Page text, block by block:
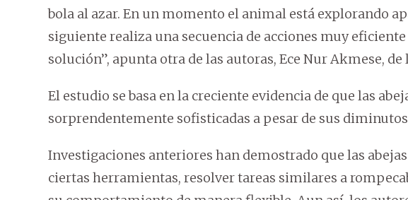
bola al azar. En un momento el animal está explorando
siguiente realiza una secuencia de acciones muy
solución”, apunta otra de las autoras, Ece Nur Akmese,
El estudio se basa en la creciente evidencia de que las
sorprendentemente sofisticadas a pesar de sus diminutos
Investigaciones anteriores han demostrado que las
ciertas herramientas, resolver tareas similares a